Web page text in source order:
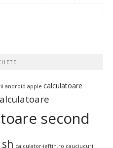
android apple calculatoare
second
calculator-ieftin.ro cauciucuri